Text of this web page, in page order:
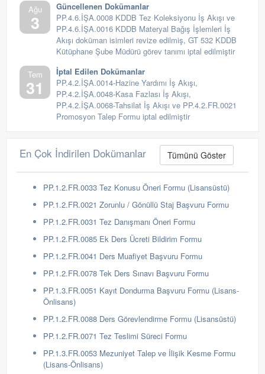
Ağu
3
Güncellenen Dokümanlar
PP.4.6.İŞA.0008 KDDB Tez Koleksiyonu İş Akışı ve
PP.4.6.İŞA.0016 KDDB Materyal Bağış İşlemleri İş
Akışı doküman isimleri revize edilmiş, GT 532 KDDB
Kütüphane Şube Müdürü görev tanımı iptal edilmiştir
Tem
31
İptal Edilen Dokümanlar
PP.4.2.İŞA.0014-Hazine Yardımı İş Akışı,
PP.4.2.İŞA.0048-Kasa Fazlası İş Akışı,
PP.4.2.İŞA.0068-Tahsilat İş Akışı ve PP.4.2.FR.0021
Promosyon Talep Formu iptal edilmiştir
En Çok İndirilen Dokümanlar Tümünü Göster
PP.1.2.FR.0033 Tez Konusu Öneri Formu (Lisansüstü)
PP.1.2.FR.0021 Zorunlu / Gönüllü Staj Başvuru Formu
PP.1.2.FR.0031 Tez Danışmanı Öneri Formu
PP.1.2.FR.0085 Ek Ders Ücreti Bildirim Formu
PP.1.2.FR.0041 Ders Muafiyet Başvuru Formu
PP.1.2.FR.0078 Tek Ders Sınavı Başvuru Formu
PP.1.3.FR.0051 Kayıt Dondurma Başvuru Formu (Lisans-
Önlisans)
PP.1.2.FR.0088 Ders Görevlendirme Formu (Lisansüstü)
PP.1.2.FR.0071 Tez Teslimi Süreci Formu
PP.1.3.FR.0053 Mezuniyet Talep ve İlişik Kesme Formu
(Lisans-Önlisans)